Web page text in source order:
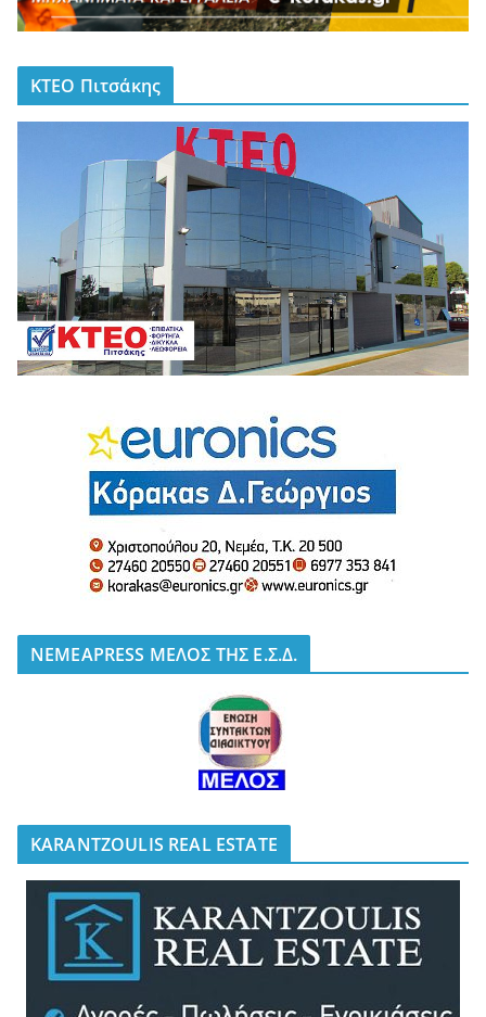
ΚΤΕΟ Πιτσάκης
NEMEAPRESS ΜΕΛΟΣ ΤΗΣ Ε.Σ.Δ.
KARANTZOULIS REAL ESTATE